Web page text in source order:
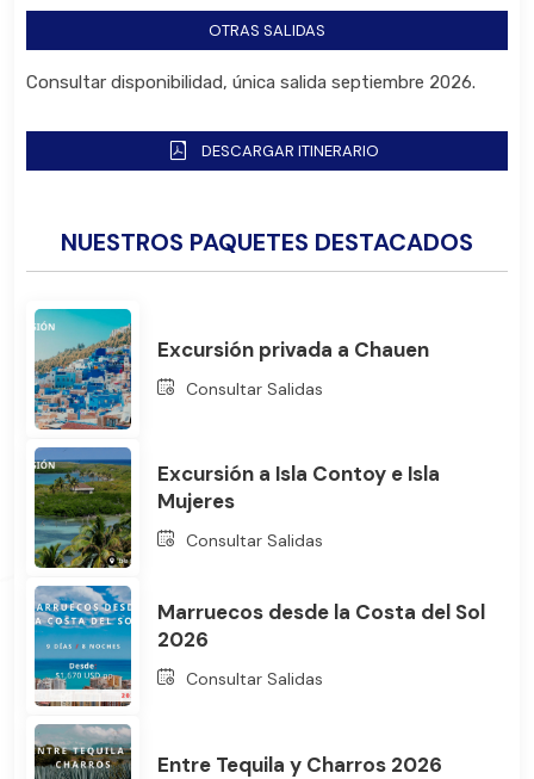
OTRAS SALIDAS
Consultar disponibilidad, única salida septiembre 2026.
DESCARGAR ITINERARIO
NUESTROS PAQUETES DESTACADOS
Excursión privada a Chauen
Consultar Salidas
Excursión a Isla Contoy e Isla
Mujeres
Consultar Salidas
Marruecos desde la Costa del Sol
2026
Consultar Salidas
Entre Tequila y Charros 2026